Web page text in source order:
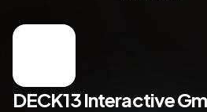
DECK13 Interactive